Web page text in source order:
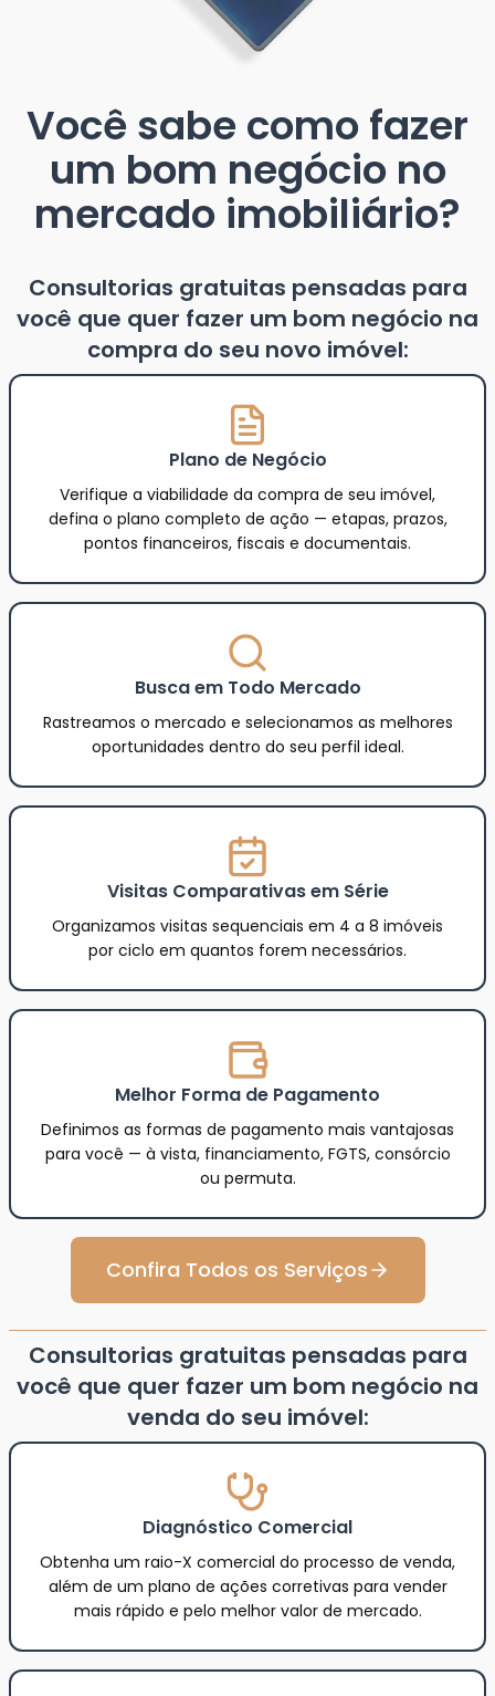
Você sabe como fazer
um bom negócio no
mercado imobiliário?
Consultorias gratuitas pensadas para
você que quer fazer um bom negócio na
compra do seu novo imóvel:
Plano de Negócio
Verifique a viabilidade da compra de seu imóvel,
defina o plano completo de ação — etapas, prazos,
pontos financeiros, fiscais e documentais.
Busca em Todo Mercado
Rastreamos o mercado e selecionamos as melhores
oportunidades dentro do seu perfil ideal.
Visitas Comparativas em Série
Organizamos visitas sequenciais em 4 a 8 imóveis
por ciclo em quantos forem necessários.
Melhor Forma de Pagamento
Definimos as formas de pagamento mais vantajosas
para você — à vista, financiamento, FGTS, consórcio
ou permuta.
Confira Todos os Serviços
Consultorias gratuitas pensadas para
você que quer fazer um bom negócio na
venda do seu imóvel:
Diagnóstico Comercial
Obtenha um raio-X comercial do processo de venda,
além de um plano de ações corretivas para vender
mais rápido e pelo melhor valor de mercado.